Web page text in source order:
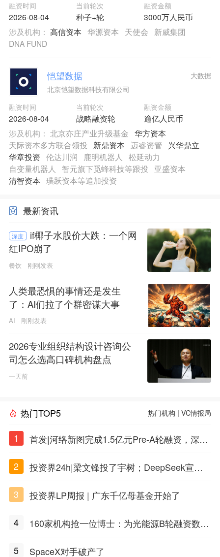
融资时间
2026-08-04
当前轮次
种子+轮
融资金额
3000万人民币
涉及机构： 高信资本 华源资本 天使会
新威集团
DNA FUND
恺望数据
北京恺望数据科技有限公司
融资时间
2026-08-04
当前轮次
战略融资轮
融资金额
逾亿人民币
大数据
涉及机构： 北京亦庄产业升级基金 华方资本
天际资本多方联合领投
新鼎资本 迈睿资管
兴华鼎立
华章投资 伦达川润 鹿明机器人
松延动力
自变量机器人
智元旗下觅蜂科技等跟投
亚盛资本
清智资本 璞跃资本等追加投资
最新资讯
深度
if椰子水股价大跌：一个网
红IPO崩了
餐饮 刚刚发表
人类最恐惧的事情还是发生
了：AI们拉了个群密谋大事
AI 刚刚发表
2026专业组织结构设计咨询公
司怎么选高口碑机构盘点
一天前
热门TOP5 热门机构 |VC情报局
1
首发|河络新图完成1.5亿元Pre-A轮融资，深耕i
2
投资界24h|梁文锋投了宇树；DeepSeek宣布
3
投资界LP周报 | 广东千亿母基金开始了
4
160家机构抢一位博士：为光能源B轮融资数亿
5
SpaceX对手破产了